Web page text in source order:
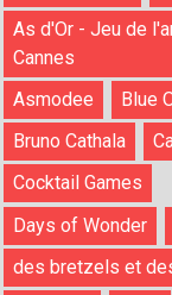
As d'Or - Jeu de
Cannes
Asmodee
Blue
Bruno Cathala
Cocktail Games
Days of Wonder
des bretzels et